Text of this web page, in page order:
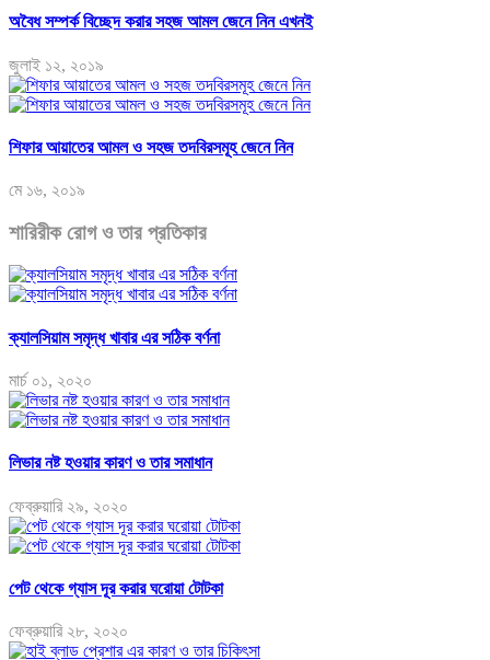
অবৈধ সম্পর্ক বিচ্ছেদ করার সহজ আমল জেনে নিন এখনই
জুলাই ১২, ২০১৯
শিফার আয়াতের আমল ও সহজ তদবিরসমূহ জেনে নিন
মে ১৬, ২০১৯
শারিরীক রোগ ও তার প্রতিকার
ক্যালসিয়াম সমৃদ্ধ খাবার এর সঠিক বর্ণনা
মার্চ ০১, ২০২০
লিভার নষ্ট হওয়ার কারণ ও তার সমাধান
ফেব্রুয়ারি ২৯, ২০২০
পেট থেকে গ্যাস দূর করার ঘরোয়া টোটকা
ফেব্রুয়ারি ২৮, ২০২০